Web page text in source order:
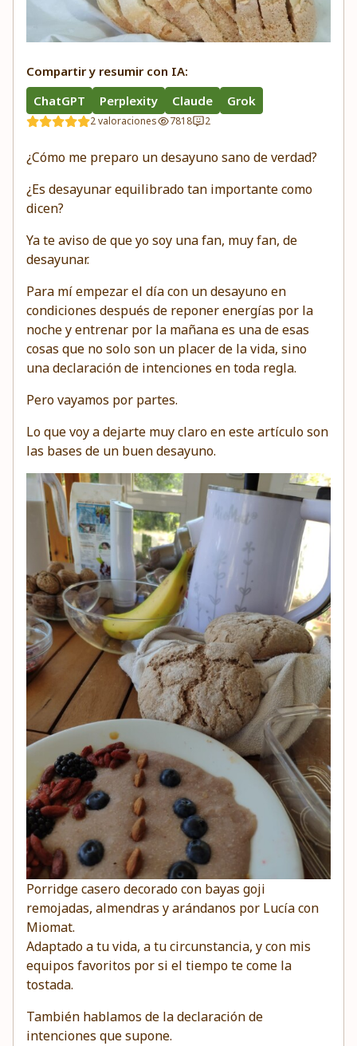
Compartir y resumir con IA:
ChatGPT
Perplexity Claude Grok
2 valoraciones 7818 2
¿Cómo me preparo un desayuno sano de verdad?
¿Es desayunar equilibrado tan importante como
dicen?
Ya te aviso de que yo soy una fan, muy fan, de
desayunar.
Para mí empezar el día con un desayuno en
condiciones después de reponer energías por la
noche y entrenar por la mañana es una de esas
cosas que no solo son un placer de la vida, sino
una declaración de intenciones en toda regla.
Pero vayamos por partes.
Lo que voy a dejarte muy claro en este artículo son
las bases de un buen desayuno.
Porridge casero decorado con bayas goji
remojadas, almendras y arándanos por Lucía con
Miomat.
Adaptado a tu vida, a tu circunstancia, y con mis
equipos favoritos por si el tiempo te come la
tostada.
También hablamos de la declaración de
intenciones que supone.